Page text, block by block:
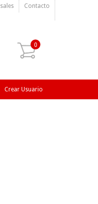
Contacto
0
Crear Usuario